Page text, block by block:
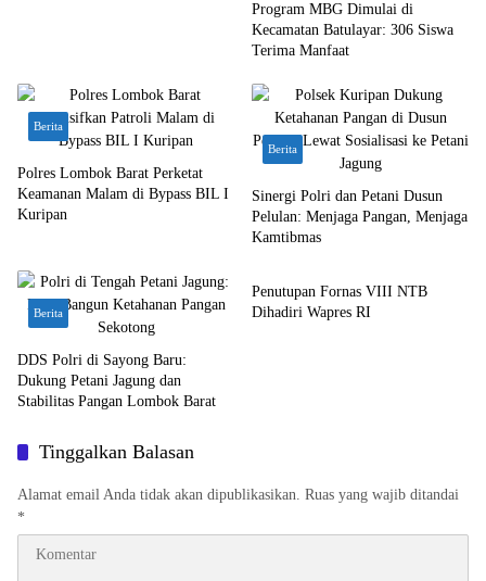
Program MBG Dimulai di
Kecamatan Batulayar: 306 Siswa
Terima Manfaat
Berita
Polres Lombok Barat Perketat
Keamanan Malam di Bypass BIL I
Kuripan
Berita
Sinergi Polri dan Petani Dusun
Pelulan: Menjaga Pangan, Menjaga
Kamtibmas
Berita
DDS Polri di Sayong Baru:
Dukung Petani Jagung dan
Stabilitas Pangan Lombok Barat
Bali Nusra
Penutupan Fornas VIII NTB
Dihadiri Wapres RI
Tinggalkan Balasan
Alamat email Anda tidak akan dipublikasikan. Ruas yang wajib ditandai
*